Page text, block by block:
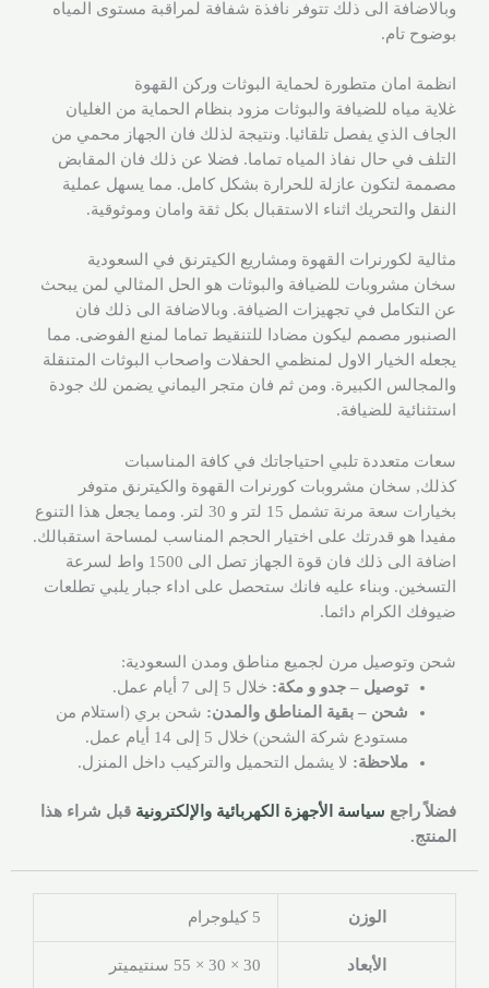
وبالاضافة الى ذلك تتوفر نافذة شفافة لمراقبة مستوى المياه
بوضوح تام.
انظمة امان متطورة لحماية البوثات وركن القهوة
غلاية مياه للضيافة والبوثات مزود بنظام الحماية من الغليان
الجاف الذي يفصل تلقائيا. ونتيجة لذلك فان الجهاز محمي من
التلف في حال نفاذ المياه تماما. فضلا عن ذلك فان المقابض
مصممة لتكون عازلة للحرارة بشكل كامل. مما يسهل عملية
النقل والتحريك اثناء الاستقبال بكل ثقة وامان وموثوقية.
مثالية لكورنرات القهوة ومشاريع الكيترنق في السعودية
سخان مشروبات للضيافة والبوثات هو الحل المثالي لمن يبحث
عن التكامل في تجهيزات الضيافة. وبالاضافة الى ذلك فان
الصنبور مصمم ليكون مضادا للتنقيط تماما لمنع الفوضى. مما
يجعله الخيار الاول لمنظمي الحفلات واصحاب البوثات المتنقلة
والمجالس الكبيرة. ومن ثم فان متجر اليماني يضمن لك جودة
استثنائية للضيافة.
سعات متعددة تلبي احتياجاتك في كافة المناسبات
كذلك, سخان مشروبات كورنرات القهوة والكيترنق متوفر
بخيارات سعة مرنة تشمل 15 لتر و 30 لتر. ومما يجعل هذا التنوع
مفيدا هو قدرتك على اختيار الحجم المناسب لمساحة استقبالك.
اضافة الى ذلك فان قوة الجهاز تصل الى 1500 واط لسرعة
التسخين. وبناء عليه فانك ستحصل على اداء جبار يلبي تطلعات
ضيوفك الكرام دائما.
شحن وتوصيل مرن لجميع مناطق ومدن السعودية:
توصيل – جدو و مكة: خلال 5 إلى 7 أيام عمل.
شحن – بقية المناطق والمدن: شحن بري (استلام من
مستودع شركة الشحن) خلال 5 إلى 14 أيام عمل.
ملاحظة: لا يشمل التحميل والتركيب داخل المنزل.
فضلاً راجع سياسة الأجهزة الكهربائية والإلكترونية قبل شراء هذا
المنتج.
الوزن 5 كيلوجرام
الأبعاد 30 × 30 × 55 سنتيميتر